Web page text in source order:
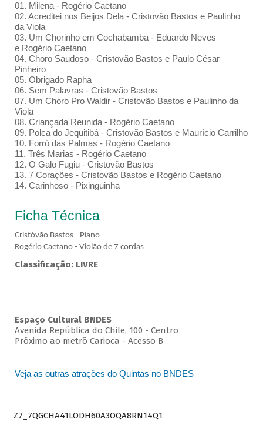
01. Milena - Rogério Caetano
02. Acreditei nos Beijos Dela - Cristovão Bastos e Paulinho
da Viola
03. Um Chorinho em Cochabamba - Eduardo Neves
e Rogério Caetano
04. Choro Saudoso - Cristovão Bastos e Paulo César
Pinheiro
05. Obrigado Rapha
06. Sem Palavras - Cristovão Bastos
07. Um Choro Pro Waldir - Cristovão Bastos e Paulinho da
Viola
08. Criançada Reunida - Rogério Caetano
09. Polca do Jequitibá - Cristovão Bastos e Maurício Carrilho
10. Forró das Palmas - Rogério Caetano
11. Três Marias - Rogério Caetano
12. O Galo Fugiu - Cristovão Bastos
13. 7 Corações - Cristovão Bastos e Rogério Caetano
14. Carinhoso - Pixinguinha
Ficha Técnica
Cristóvão Bastos - Piano
Rogério Caetano - Violão de 7 cordas
Classificação: LIVRE
Espaço Cultural BNDES
Avenida República do Chile, 100 - Centro
Próximo ao metrô Carioca - Acesso B
Veja as outras atrações do Quintas no BNDES
Z7_7QGCHA41LODH60A3OQA8RN14Q1